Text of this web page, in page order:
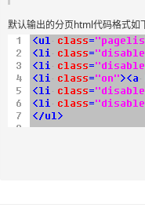
默认输出的分页html代码格式如